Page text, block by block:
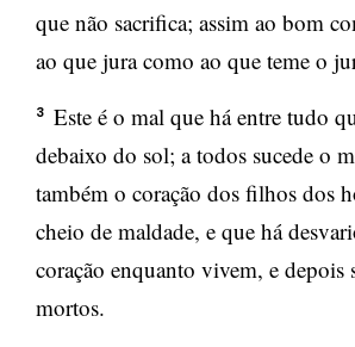
que não sacrifica; assim ao bom
ao que jura como ao que teme o
3
Este é o mal que há entre tudo
debaixo do sol; a todos sucede o
também o coração dos filhos dos
cheio de maldade, e que há
coração enquanto vivem, e depois
mortos.